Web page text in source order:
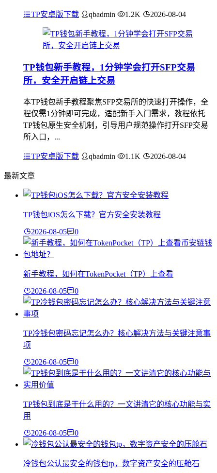
TP安卓版下载 qbadmin 1.2K 2026-08-04
TP钱包新手教程，1分钟学会打开SFP交易
所，安全开启链上交易
本TP钱包新手教程聚焦SFP交易所的快速打开操作，全
程仅需1分钟即可完成，适配新手入门需求，教程依托
TP钱包原生安全机制，引导用户规范操作打开SFP交易
所入口，...
TP安卓版下载 qbadmin 1.1K 2026-08-04
最新文章
TP钱包iOS怎么下载？官方安全安装教程
2026-08-05 0
新手教程，如何在TokenPocket（TP）上查看
2026-08-05 0
TP冷钱包密码忘记怎么办？核心解决方法与关键注意事
项
2026-08-05 0
TP钱包到底是干什么用的？一文讲清它的核心功能与实
用
2026-08-05 0
冷钱包公认最安全的钱包tp，数字资产安全的压舱石